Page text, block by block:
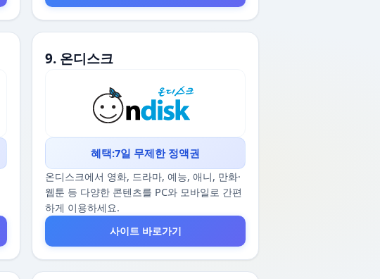
9. 온디스크
혜택:7일 무제한 정액권
온디스크에서 영화, 드라마, 예능, 애니, 만화·
웹툰 등 다양한 콘텐츠를 PC와 모바일로 간편
하게 이용하세요.
사이트 바로가기